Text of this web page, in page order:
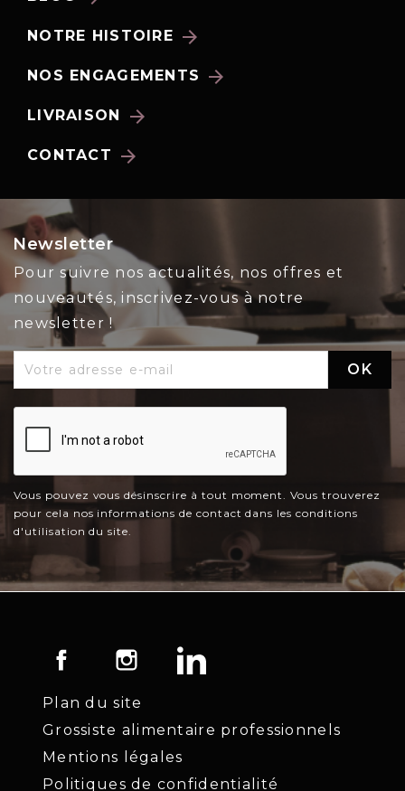
NOTRE HISTOIRE arrow_forward
NOS ENGAGEMENTS arrow_forward
LIVRAISON arrow_forward
CONTACT arrow_forward
Newsletter
Pour suivre nos actualités, nos offres et
nouveautés, inscrivez-vous à notre
newsletter !
Vous pouvez vous désinscrire à tout moment. Vous trouverez
pour cela nos informations de contact dans les conditions
d'utilisation du site.
Facebook Instagram
Plan du site
Grossiste alimentaire professionnels
Mentions légales
Politiques de confidentialité